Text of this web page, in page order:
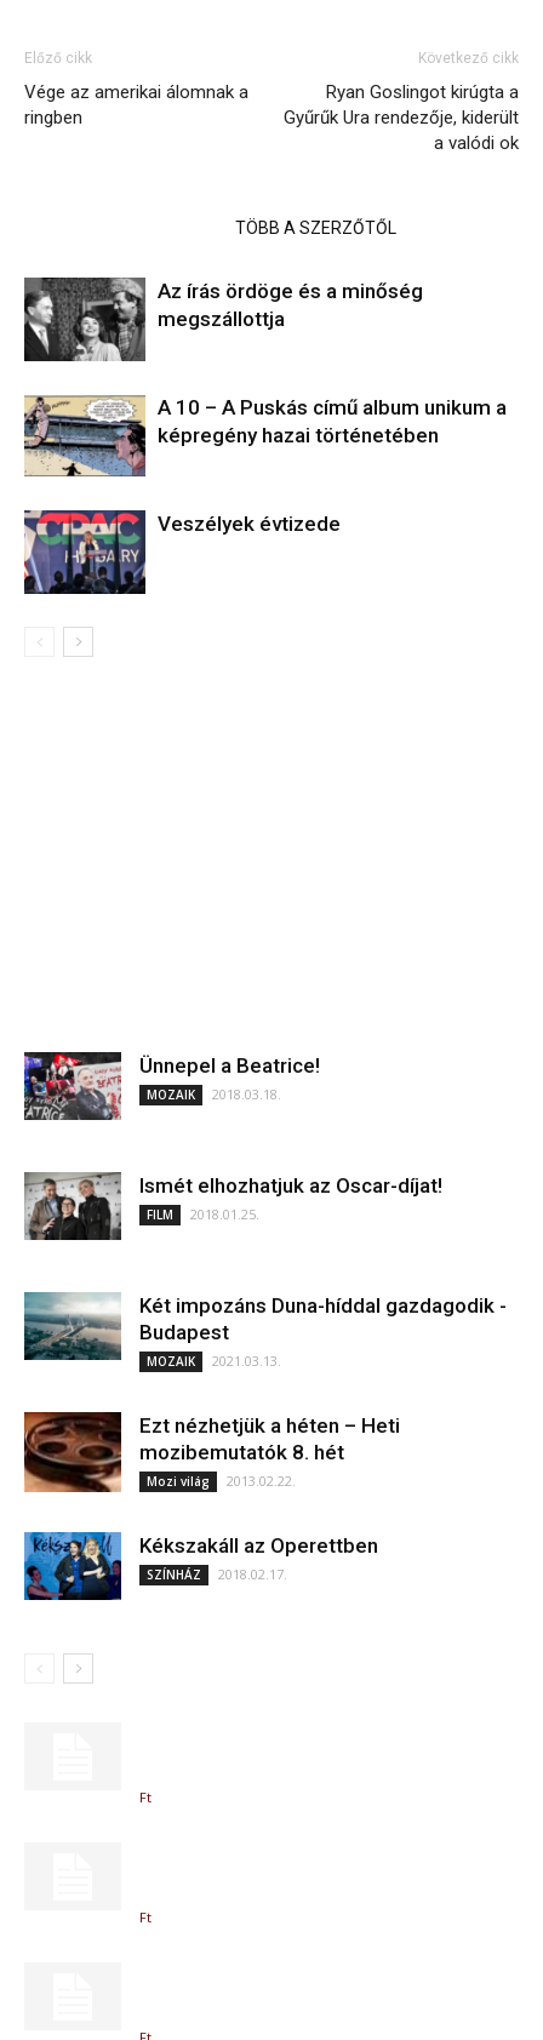
Előző cikk
Vége az amerikai álomnak a
ringben
Következő cikk
Ryan Goslingot kirúgta a
Gyűrűk Ura rendezője, kiderült
a valódi ok
TÖBB A SZERZŐTŐL
Az írás ördöge és a minőség
megszállottja
A 10 – A Puskás című album unikum a
képregény hazai történetében
Veszélyek évtizede
Ünnepel a Beatrice!
MOZAIK 2018.03.18.
Ismét elhozhatjuk az Oscar-díjat!
FILM 2018.01.25.
Két impozáns Duna-híddal gazdagodik ­
Budapest
MOZAIK 2021.03.13.
Ezt nézhetjük a héten – Heti
mozibemutatók 8. hét
Mozi világ 2013.02.22.
Kékszakáll az Operettben
SZÍNHÁZ 2018.02.17.
Ft
Ft